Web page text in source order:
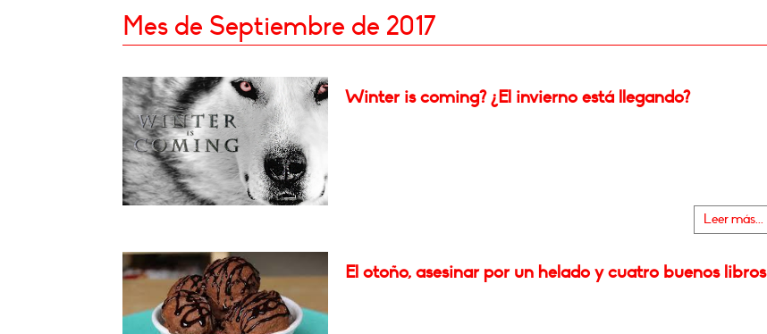
Mes de Septiembre de 2017
Winter is coming? ¿El invierno está llegando?
Leer más...
El otoño, asesinar por un helado y cuatro buenos libros